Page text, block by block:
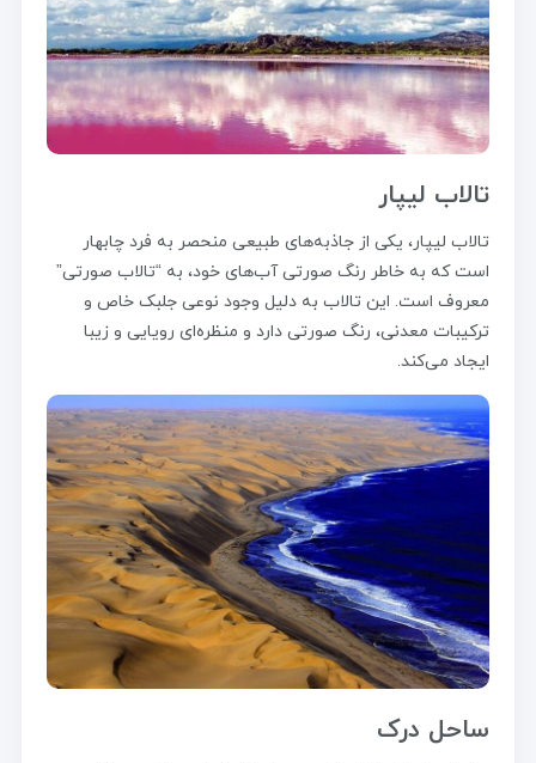
تالاب لیپار
تالاب لیپار، یکی از جاذبه‌های طبیعی منحصر به فرد چابهار
است که به خاطر رنگ صورتی آب‌های خود، به “تالاب صورتی”
معروف است. این تالاب به دلیل وجود نوعی جلبک خاص و
ترکیبات معدنی، رنگ صورتی دارد و منظره‌ای رویایی و زیبا
ایجاد می‌کند.
ساحل درک